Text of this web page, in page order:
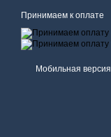
Принимаем к оплате
Мобильная версия